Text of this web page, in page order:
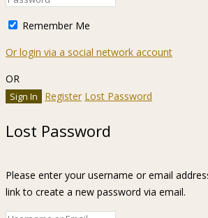
Remember Me
Or login via a social network account
OR
Register Lost Password
Lost Password
Please enter your username or email
link to create a new password via email.